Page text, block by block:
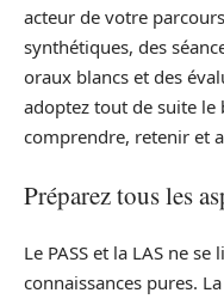
acteur de votre
synthétiques, des
oraux blancs et des
adoptez tout de suite le
comprendre, retenir et
Préparez tous les
Le PASS et la LAS ne
connaissances pures.